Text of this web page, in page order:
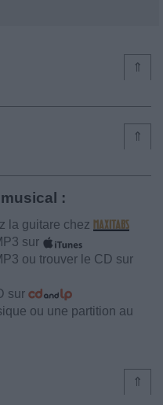
⇑
⇑
:
la guitare chez
sur
ou trouver le CD sur
sur
ou une partition au
⇑